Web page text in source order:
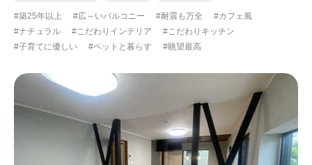
#築25年以上 #広～いバルコニー #耐震も万全
#カフェ風
#ナチュラル
#こだわりインテリア
#こだわりキッチン
#子育てに優しい
#ペットと暮らす #眺望最高